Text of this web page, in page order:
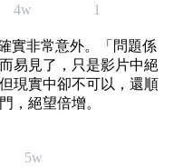
4w 1
實非常意外。「問題係
易見了，只是影片中絕
現實中卻不可以，還順
，絕望倍增。
5w